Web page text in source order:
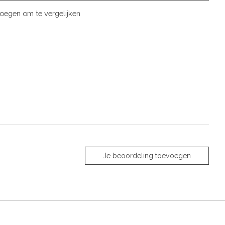
om te vergelijken
Je beoordeling toevoegen